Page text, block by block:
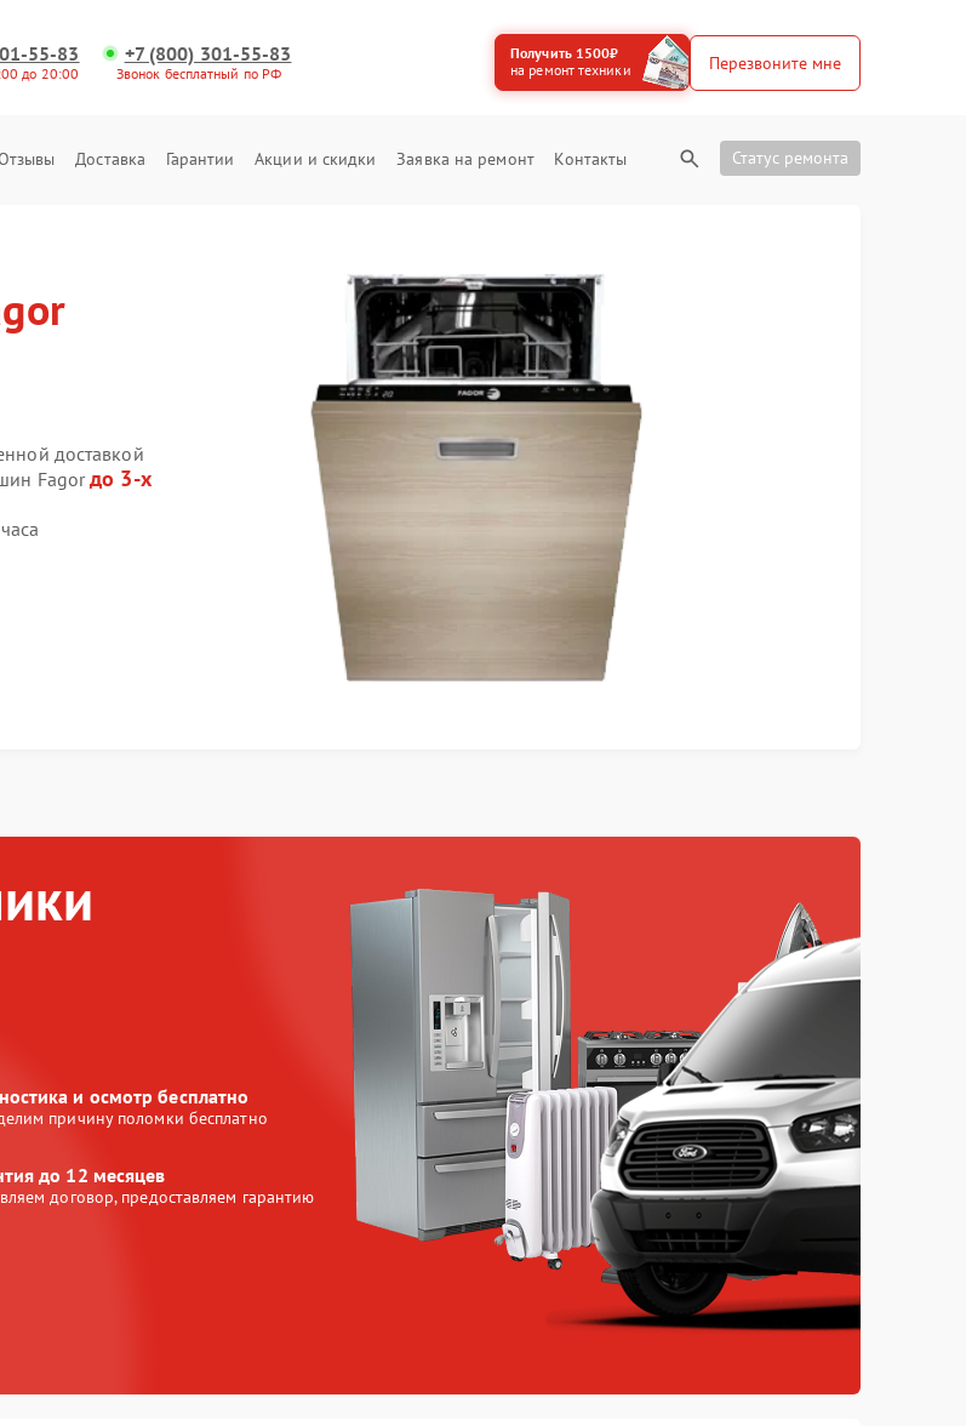
55-83
до 20:00
+7 (800) 301-55-83
Звонок бесплатный по РФ
Получить 1500₽
на ремонт техники
Перезвоните мне
Доставка Гарантии Акции и скидки Заявка на ремонт Контакты Статус ремонта
доставкой
Fagorдо 3-х
и осмотр бесплатно
причину поломки бесплатно
до 12 месяцев
договор, предоставляем гарантию